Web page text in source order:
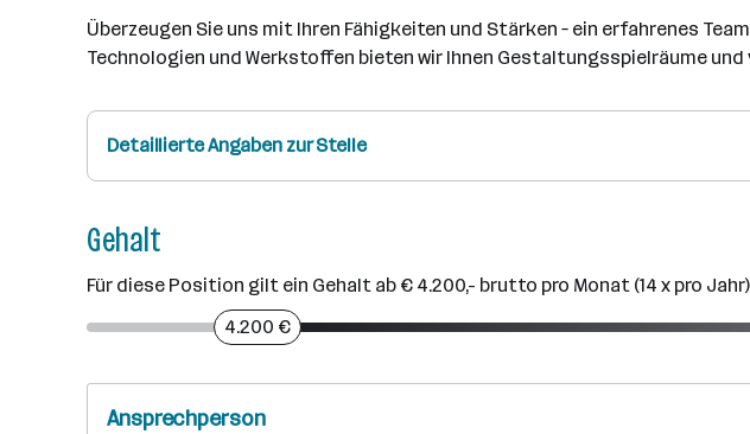
Überzeugen Sie uns mit Ihren Fähigkeiten und Stärken – ein erfahrenes
Technologien und Werkstoffen bieten wir Ihnen Gestaltungsspielräume
Detaillierte Angaben zur Stelle
Gehalt
Für diese Position gilt ein Gehalt ab € 4.200,- brutto pro Monat (14 x pro
4.200 €
Ansprechperson